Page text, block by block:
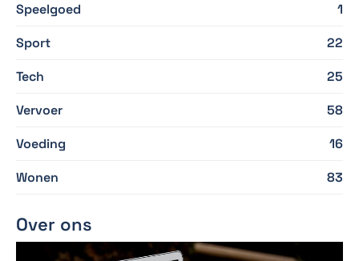
Speelgoed
1
Sport
22
Tech
25
Vervoer
58
Voeding
16
Wonen
83
Over ons